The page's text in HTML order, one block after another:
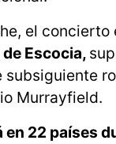
el concierto
Escocia,
Murrayfield.
22 países